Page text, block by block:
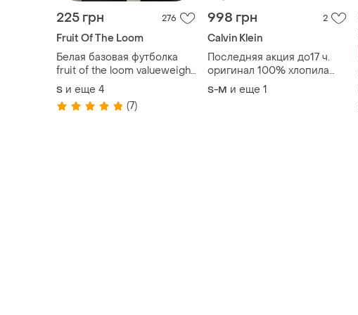
225 грн 276
Fruit Of The Loom
Белая базовая футболка
fruit of the loom valueweight
унисекс оверсайз
S и еще 4
(7)
998 грн 2
Calvin Klein
Последняя акция до17 ч.
оригинал 100% хлопила
очень дорогостоящую
бренду футболка унисекс
S-M и еще 1